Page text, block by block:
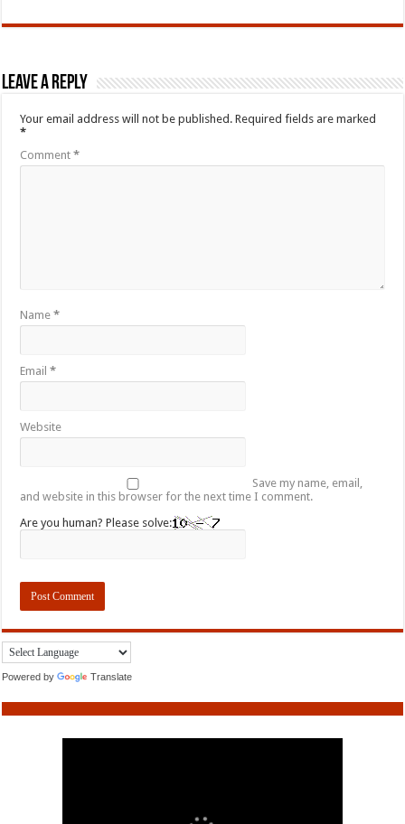
Leave a Reply
Your email address will not be published. Required fields are marked
*
Comment*
Name*
Email*
Website
Save my name, email,
and website in this browser for the next time I comment.
Are you human? Please solve:
Powered by Translate